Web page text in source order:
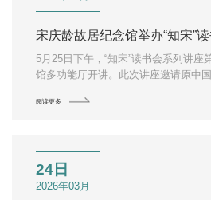
宋庆龄故居纪念馆举办“知宋”
5月25日下午，“知宋”读书会系列讲座
馆多功能厅开讲。此次讲座邀请原中
阅读更多
24日
2026年03月